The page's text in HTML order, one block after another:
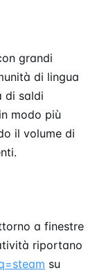
grandi
di lingua
di saldi
modo più
il volume di
a finestre
riportano
su